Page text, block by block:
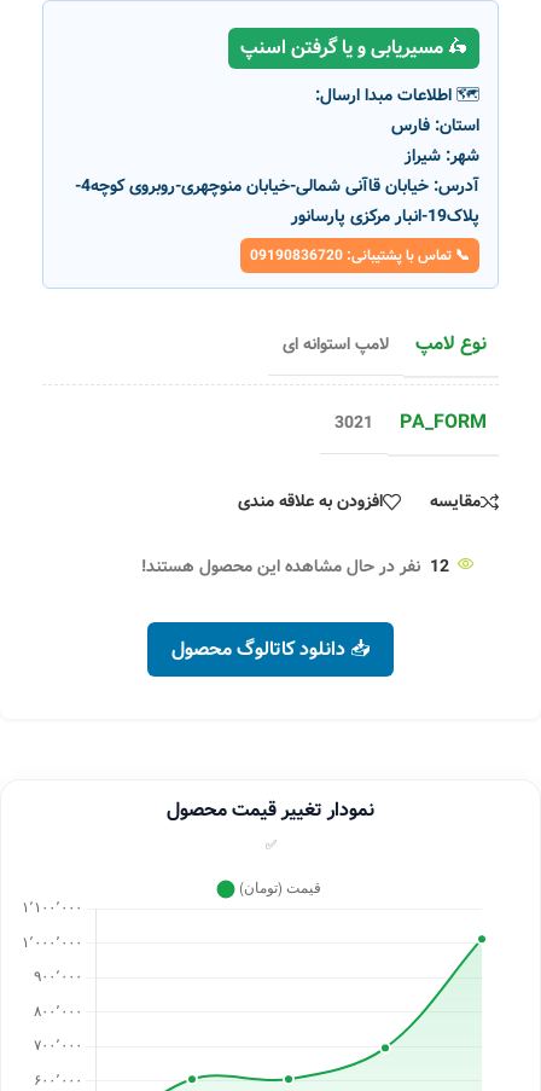
🛵 مسیریابی و یا گرفتن اسنپ
🗺️ اطلاعات مبدا ارسال:
استان: فارس
شهر: شیراز
آدرس:
خیابان قاآنی شمالی-خیابان منوچهری-روبروی کوچه4-
پلاک19-انبار مرکزی پارسانور
📞 تماس با پشتیبانی: 09190836720
نوع لامپ لامپ استوانه ای
PA_FORM
3021
مقایسه افزودن به علاقه مندی
12 نفر در حال مشاهده این محصول هستند!
📥 دانلود کاتالوگ محصول
نمودار تغییر قیمت محصول
✅